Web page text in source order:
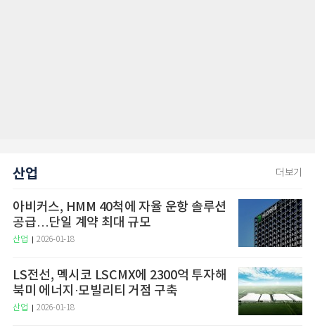
산업 더보기
아비커스, HMM 40척에 자율 운항 솔루션
공급…단일 계약 최대 규모
산업 2026-01-18
LS전선, 멕시코 LSCMX에 2300억 투자해
북미 에너지·모빌리티 거점 구축
산업 2026-01-18